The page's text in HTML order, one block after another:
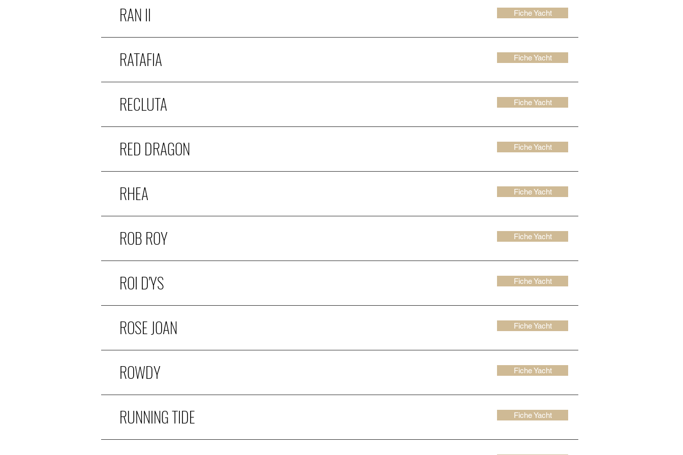
RAN II Fiche Yacht
RATAFIA Fiche Yacht
RECLUTA Fiche Yacht
RED DRAGON Fiche Yacht
RHEA Fiche Yacht
ROB ROY Fiche Yacht
ROI D'YS Fiche Yacht
ROSE JOAN Fiche Yacht
ROWDY Fiche Yacht
RUNNING TIDE Fiche Yacht